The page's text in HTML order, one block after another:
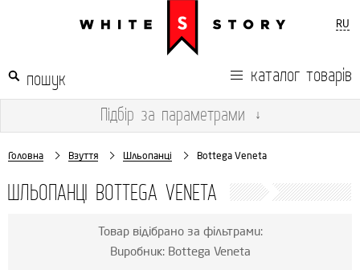
RU
каталог товарів
Підбір за параметрами ↓
Головна Взуття Шльопанці Bottega Veneta
ШЛЬОПАНЦІ BOTTEGA VENETA
Товар відібрано за фільтрами:
Виробник: Bottega Veneta